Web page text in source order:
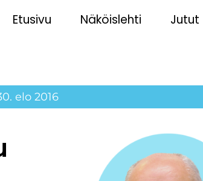
Etusivu Näköislehti Jutut
elo 2016